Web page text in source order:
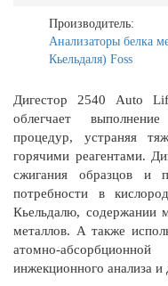
Производитель:
Анализаторы белка
Кьельдаля) Foss
Дигестор 2540 Auto
облегчает
процедур, устраняя
горячими реагентами.
сжигания образцов и
потребности в
Кьельдалю, содержании
металлов. А также
атомно-
инжекционного анализа и